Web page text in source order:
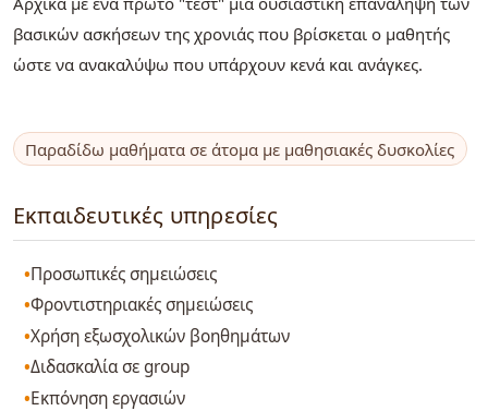
βασικών ασκήσεων της χρονιάς που βρίσκεται ο μαθητής
ώστε να ανακαλύψω που υπάρχουν κενά και ανάγκες.
Παραδίδω μαθήματα σε άτομα με μαθησιακές δυσκολίες
Εκπαιδευτικές υπηρεσίες
Προσωπικές σημειώσεις
Φροντιστηριακές σημειώσεις
Χρήση εξωσχολικών βοηθημάτων
Διδασκαλία σε group
Εκπόνηση εργασιών